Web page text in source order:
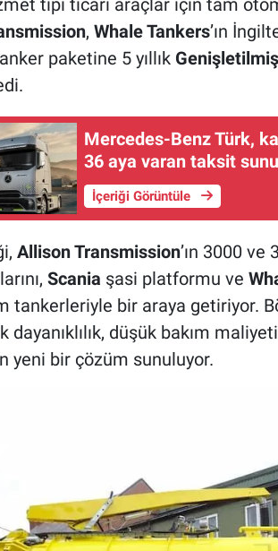
tipi ticari araçlar için tam
, Whale Tankers’ın
paketine 5 yıllık
Mercedes-Benz Türk,
36 aya varan taksit
İçeriği Görüntüle
Allison Transmission’ın 3000
Scania şasi platformu ve
tankerleriyle bir araya getiriyor.
dayanıklılık, düşük bakım
yeni bir çözüm sunuluyor.